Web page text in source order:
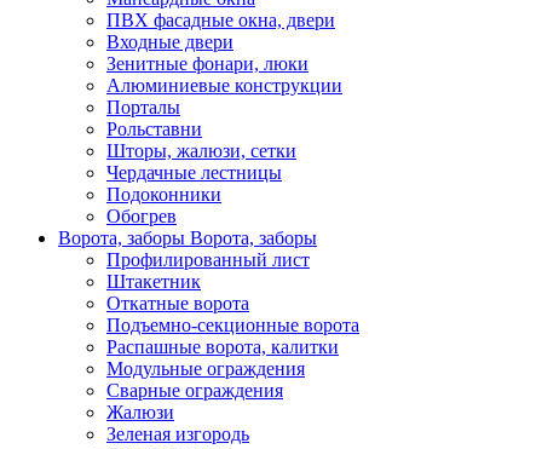
ПВХ фасадные окна, двери
Входные двери
Зенитные фонари, люки
Алюминиевые конструкции
Порталы
Рольставни
Шторы, жалюзи, сетки
Чердачные лестницы
Подоконники
Обогрев
Ворота, заборы Ворота, заборы
Профилированный лист
Штакетник
Откатные ворота
Подъемно-секционные ворота
Распашные ворота, калитки
Модульные ограждения
Сварные ограждения
Жалюзи
Зеленая изгородь